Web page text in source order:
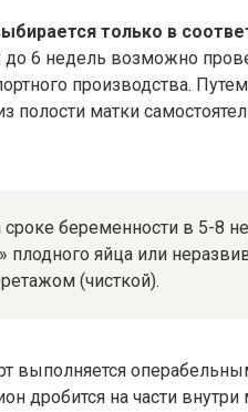
только в
до 6 недель возможно
производства.
полости матки
беременности в 5-8
плодного яйца или
(чисткой).
выполняется
дробится на части